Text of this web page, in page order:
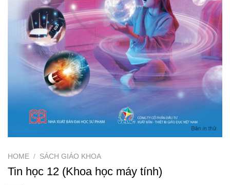
HOME / SÁCH GIÁO KHOA
Tin học 12 (Khoa học máy tính)